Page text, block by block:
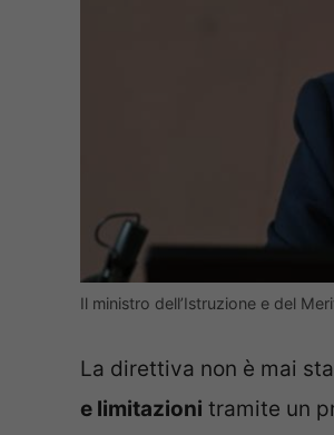
Il ministro dell’Istruzione e del
La direttiva non è mai
e limitazioni tramite un